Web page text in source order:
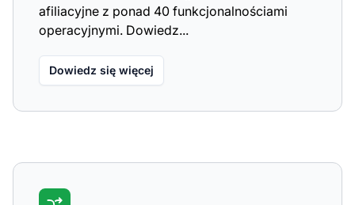
afiliacyjne z ponad 40 funkcjonalnościami
operacyjnymi. Dowiedz...
Dowiedz się więcej